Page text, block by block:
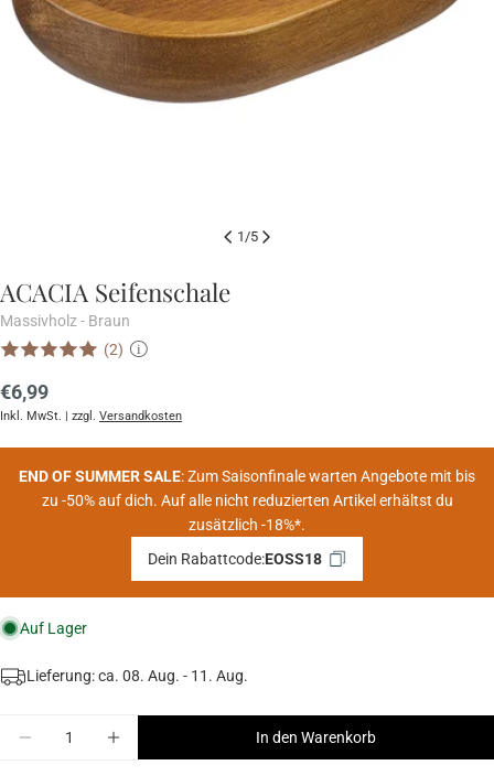
1 /5
ACACIA Seifenschale
Massivholz - Braun
(2)
i
Regulärer
Preis
€6,99
Inkl. MwSt. | zzgl. Versandkosten
END OF SUMMER SALE: Zum Saisonfinale warten Angebote mit bis
zu -50% auf dich. Auf alle nicht reduzierten Artikel erhältst du
zusätzlich -18%*.
Dein Rabattcode:EOSS18
Auf Lager
Lieferung: ca. 08. Aug. - 11. Aug.
In den Warenkorb